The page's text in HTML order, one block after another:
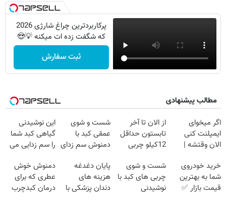
پرکاربردترین چراغ شارژی 2026
که شگفت زده ات میکنه 💡😍
ثبت سفارش
مطالب پیشنهادی
اگر میخوای
ایمپلنت کنی
الان وقتشه |
میلیون تومان!!!
از الان تا آخر
تابستون حداقل
12کیلو چربی
شست و شوی
عمقی کبد با
دمنوش سم زدای
این نوشیدنی
گیاهی کبد شما
را سم زدایی می
مرجوعی)
خرید خودروی
شما به بهترین
قیمت بازار ✅
شست و شوی
چربی های کبد با
نوشیدنی
پایان دغدغه
هزینه های
دندان پزشکی با
دمنوش خوش
عطری که برای
درمان کبدچرب